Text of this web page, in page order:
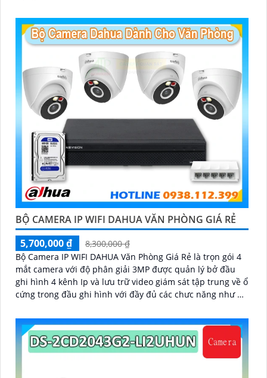
BỘ CAMERA IP WIFI DAHUA VĂN PHÒNG GIÁ RẺ
5,700,000 ₫
8,300,000 ₫
Bộ Camera IP WIFI DAHUA Văn Phòng Giá Rẻ là trọn gói 4
mắt camera với độ phân giải 3MP được quản lý bở đầu
ghi hình 4 kênh Ip và lưu trữ video giám sát tập trung về ổ
cứng trong đầu ghi hình với đầy đủ các chưc năng như AI
giám sát có màu vào ban đêm